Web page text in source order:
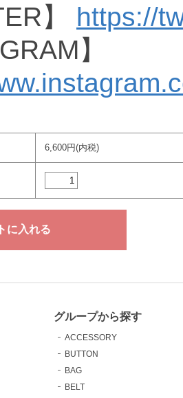
】 https://
】
6,600円(内税)
グループから探す
ACCESSORY
BUTTON
BAG
BELT